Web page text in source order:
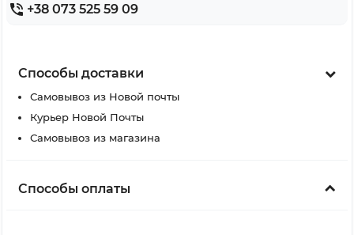
+38 073 525 59 09
Способы доставки
Самовывоз из Новой почты
Курьер Новой Почты
Самовывоз из магазина
Способы оплаты